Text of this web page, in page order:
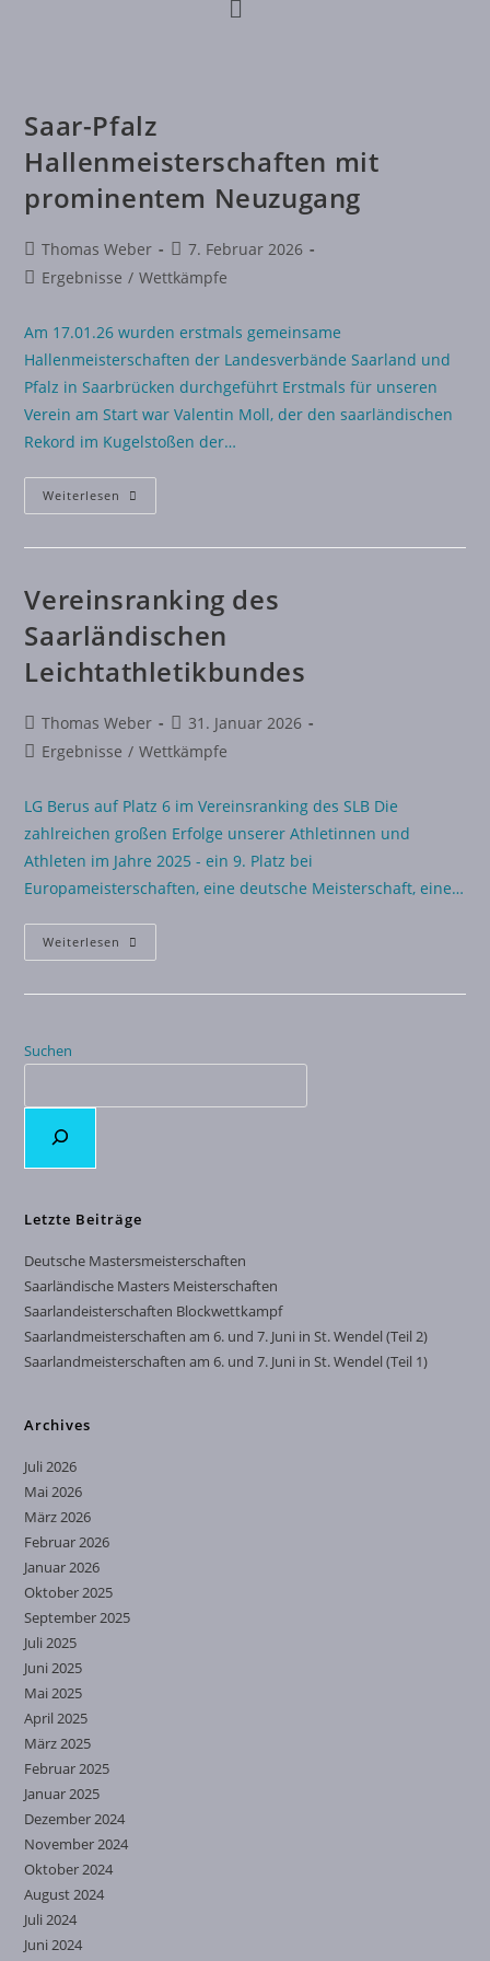
Saar-Pfalz
Hallenmeisterschaften mit
prominentem Neuzugang
Thomas Weber
7. Februar 2026
Ergebnisse / Wettkämpfe
Am 17.01.26 wurden erstmals gemeinsame
Hallenmeisterschaften der Landesverbände Saarland und
Pfalz in Saarbrücken durchgeführt Erstmals für unseren
Verein am Start war Valentin Moll, der den saarländischen
Rekord im Kugelstoßen der…
Weiterlesen
Vereinsranking des
Saarländischen
Leichtathletikbundes
Thomas Weber
31. Januar 2026
Ergebnisse / Wettkämpfe
LG Berus auf Platz 6 im Vereinsranking des SLB Die
zahlreichen großen Erfolge unserer Athletinnen und
Athleten im Jahre 2025 - ein 9. Platz bei
Europameisterschaften, eine deutsche Meisterschaft, eine…
Weiterlesen
Suchen
Letzte Beiträge
Deutsche Mastersmeisterschaften
Saarländische Masters Meisterschaften
Saarlandeisterschaften Blockwettkampf
Saarlandmeisterschaften am 6. und 7. Juni in St. Wendel (Teil 2)
Saarlandmeisterschaften am 6. und 7. Juni in St. Wendel (Teil 1)
Archives
Juli 2026
Mai 2026
März 2026
Februar 2026
Januar 2026
Oktober 2025
September 2025
Juli 2025
Juni 2025
Mai 2025
April 2025
März 2025
Februar 2025
Januar 2025
Dezember 2024
November 2024
Oktober 2024
August 2024
Juli 2024
Juni 2024